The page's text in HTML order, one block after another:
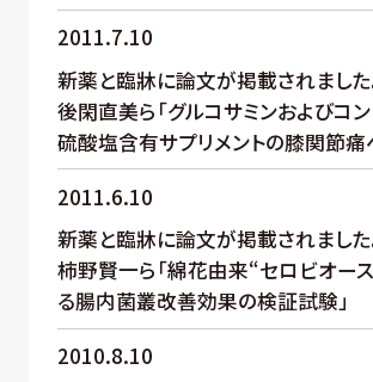
2011.7.10
新薬と臨牀に論文が掲載されました
後閑直美ら「グルコサミンおよびコ
硫酸塩含有サプリメントの膝関節痛
2011.6.10
新薬と臨牀に論文が掲載されました
柿野賢一ら「綿花由来“セロビオー
る腸内菌叢改善効果の検証試験」
2010.8.10